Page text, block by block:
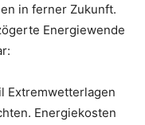
in ferner Zukunft.
Energiewende
Extremwetterlagen
Energiekosten